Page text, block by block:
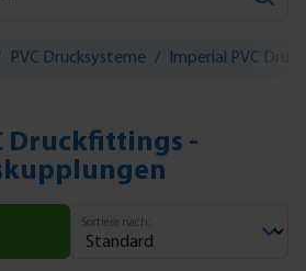
PVC Drucksysteme / Imperial PVC
Druckfittings -
Sortiere nach: